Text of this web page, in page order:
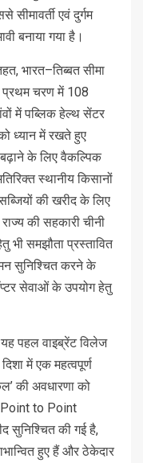
एवं दुर्गम
बनाया गया है।
भारत–तिब्बत सीमा
प्रथम चरण में 108
में पब्लिक हेल्थ सेंटर
ध्यान में रखते हुए
के लिए वैकल्पिक
स्थानीय किसानों
की खरीद के लिए
की सहकारी चीनी
भी समझौता प्रस्तावित
सुनिश्चित करने के
सेवाओं के उपयोग हेतु
यह पहल वाइब्रेंट विलेज
में एक महत्वपूर्ण
की अवधारणा को
Point to Point
सुनिश्चित की गई है,
हुए हैं और ठेकेदार